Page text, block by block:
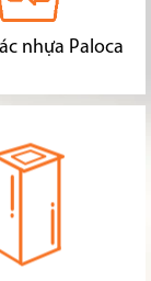
nhựa Paloca